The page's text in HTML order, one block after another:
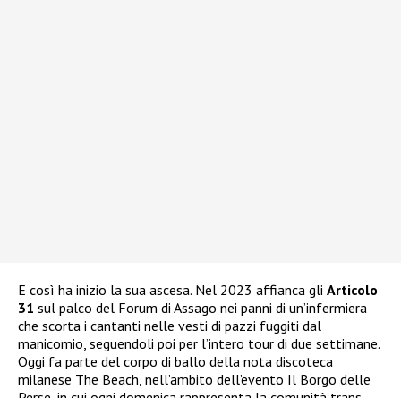
E così ha inizio la sua ascesa. Nel 2023 affianca gli Articolo
31 sul palco del Forum di Assago nei panni di un’infermiera
che scorta i cantanti nelle vesti di pazzi fuggiti dal
manicomio, seguendoli poi per l’intero tour di due settimane.
Oggi fa parte del corpo di ballo della nota discoteca
milanese The Beach, nell’ambito dell’evento Il Borgo delle